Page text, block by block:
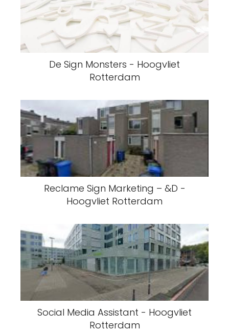
De Sign Monsters - Hoogvliet
Rotterdam
Reclame Sign Marketing – &D -
Hoogvliet Rotterdam
Social Media Assistant - Hoogvliet
Rotterdam